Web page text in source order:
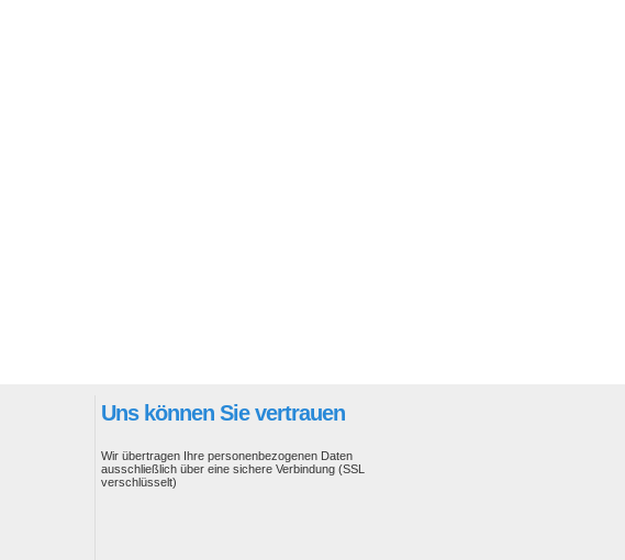
Uns können Sie vertrauen
Wir übertragen Ihre personenbezogenen Daten
ausschließlich über eine sichere Verbindung (SSL
verschlüsselt)